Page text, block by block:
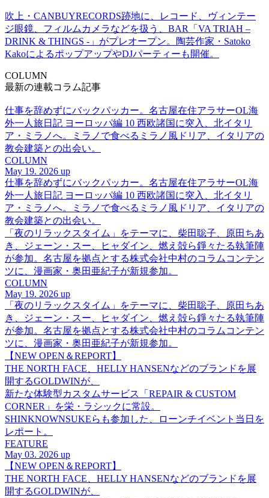
吹上・CANBUYRECORDS跡地に、レコード、ヴィンテー
ジ眼鏡、フィルムカメラなどを扱う、BAR「VA TRIAH –
DRINK & THINGS -」がプレオープン。陶芸作家・Satoko
KakoによるポップアップやDJパーティーも開催。
COLUMN
最新の連載コラム記事
仕事を辞めずにバックパッカー。名古屋在住アラサーOL海
外一人旅日記 ヨーロッパ編 10 西欧諸国に突入、北イタリ
ア・ミラノへ。ミラノで食べるミラノ風ドリア、イタリアの
教会建築との出会い。
COLUMN
May 19. 2026 up
仕事を辞めずにバックパッカー。名古屋在住アラサーOL海
外一人旅日記 ヨーロッパ編 10 西欧諸国に突入、北イタリ
ア・ミラノへ。ミラノで食べるミラノ風ドリア、イタリアの
教会建築との出会い。
「夜のリラックスタイム」をテーマに、柴田聡子、原田ちあ
き、ジェーン・スー、ヒャダイン、燃え殻ら錚々たる執筆陣
が参加。名古屋を拠点とする株式会社中村のコラムコンテン
ツに、漫画家・奥田亜紀子が新規参加。
COLUMN
May 19. 2026 up
「夜のリラックスタイム」をテーマに、柴田聡子、原田ちあ
き、ジェーン・スー、ヒャダイン、燃え殻ら錚々たる執筆陣
が参加。名古屋を拠点とする株式会社中村のコラムコンテン
ツに、漫画家・奥田亜紀子が新規参加。
【NEW OPEN＆REPORT】
THE NORTH FACE、HELLY HANSENなどのブランドを展
開するGOLDWINが、
新たな体験型カスタムサービス「REPAIR & CUSTOM
CORNER」を栄・ラシックに常設。
SHINKNOWNSUKEらも参加した、ローンチイベント当日を
レポート。
FEATURE
May 03. 2026 up
【NEW OPEN＆REPORT】
THE NORTH FACE、HELLY HANSENなどのブランドを展
開するGOLDWINが、